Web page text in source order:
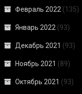
Февраль 2022 (135)
Январь 2022 (93)
Декабрь 2021 (93)
Ноябрь 2021 (89)
Октябрь 2021 (93)